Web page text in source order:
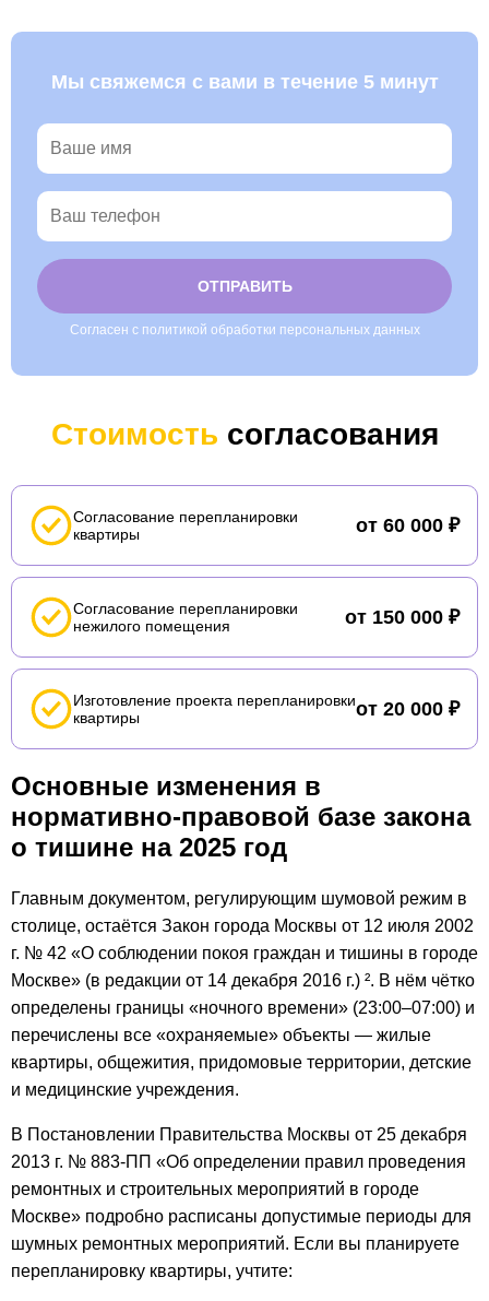
Мы свяжемся с вами в течение 5 минут
Согласен с политикой обработки персональных данных
Стоимость согласования
Согласование перепланировки
квартиры
от 60 000 ₽
Согласование перепланировки
нежилого помещения
от 150 000 ₽
Изготовление проекта перепланировки
квартиры
от 20 000 ₽
Основные изменения в
нормативно-правовой базе закона
о тишине на 2025 год
Главным документом, регулирующим шумовой режим в
столице, остаётся Закон города Москвы от 12 июля 2002
г. № 42 «О соблюдении покоя граждан и тишины в городе
Москве» (в редакции от 14 декабря 2016 г.) ². В нём чётко
определены границы «ночного времени» (23:00–07:00) и
перечислены все «охраняемые» объекты — жилые
квартиры, общежития, придомовые территории, детские
и медицинские учреждения.
В Постановлении Правительства Москвы от 25 декабря
2013 г. № 883-ПП «Об определении правил проведения
ремонтных и строительных мероприятий в городе
Москве» подробно расписаны допустимые периоды для
шумных ремонтных мероприятий. Если вы планируете
перепланировку квартиры, учтите: